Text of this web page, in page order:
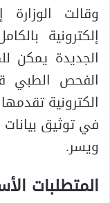
وقالت
إلكترونية
الجديدة يمكن
الفحص الطبي
الكترونية
في توثيق
ويسر.
المتطلبات